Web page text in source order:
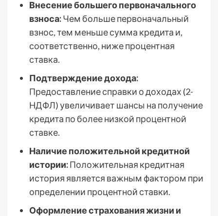
Внесение большего первоначального
взноса:Чем больше первоначальный
взнос, тем меньше сумма кредита и,
соответственно, ниже процентная
ставка.
Подтверждение дохода:
Предоставление справки о доходах (2-
НДФЛ) увеличивает шансы на получение
кредита по более низкой процентной
ставке.
Наличие положительной кредитной
истории:Положительная кредитная
история является важным фактором при
определении процентной ставки.
Оформление страхования жизни и